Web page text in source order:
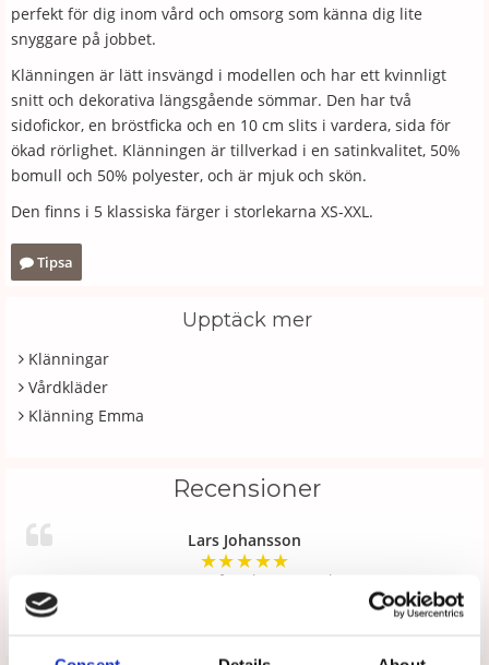
perfekt för dig inom vård och omsorg som känna dig lite
snyggare på jobbet.
Klänningen är lätt insvängd i modellen och har ett kvinnligt
snitt och dekorativa längsgående sömmar. Den har två
sidofickor, en bröstficka och en 10 cm slits i vardera, sida för
ökad rörlighet. Klänningen är tillverkad i en satinkvalitet, 50%
bomull och 50% polyester, och är mjuk och skön.
Den finns i 5 klassiska färger i storlekarna XS-XXL.
Tipsa
Upptäck mer
Klänningar
Vårdkläder
Klänning Emma
Recensioner
Lars Johansson
★★★★★
Den var stor för stl 36. annars bra.